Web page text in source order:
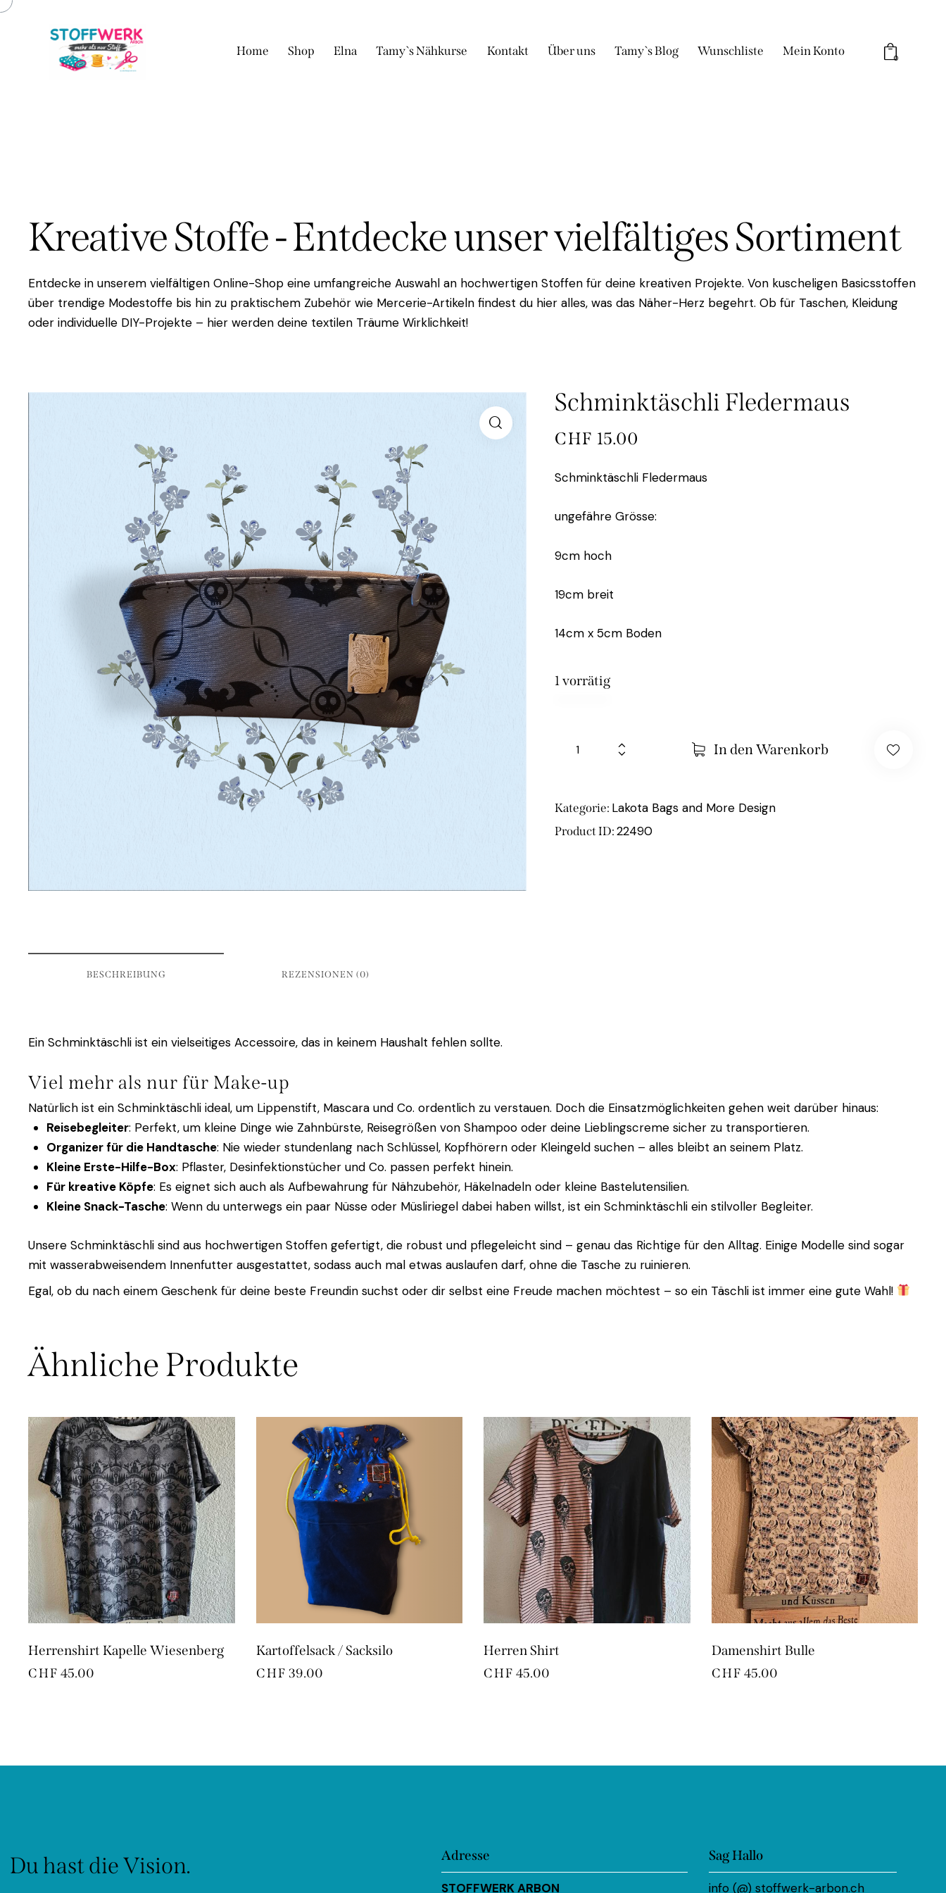
Home Shop Elna Tamy`s Nähkurse Kontakt Über uns Tamy`s Blog Wunschliste Mein Konto 0
Kreative Stoffe - Entdecke unser vielfältiges Sortiment
Entdecke in unserem vielfältigen Online-Shop eine umfangreiche Auswahl an hochwertigen Stoffen für deine kreativen Projekte. Von kuscheligen Basicsstoffen
über trendige Modestoffe bis hin zu praktischem Zubehör wie Mercerie-Artikeln findest du hier alles, was das Näher-Herz begehrt. Ob für Taschen, Kleidung
oder individuelle DIY-Projekte – hier werden deine textilen Träume Wirklichkeit!
Schminktäschli Fledermaus
CHF 15.00
Schminktäschli Fledermaus
ungefähre Grösse:
9cm hoch
19cm breit
14cm x 5cm Boden
1 vorrätig
In den Warenkorb
Kategorie: Lakota Bags and More Design
Product ID:22490
BESCHREIBUNG REZENSIONEN (0)
Ein Schminktäschli ist ein vielseitiges Accessoire, das in keinem Haushalt fehlen sollte.
Viel mehr als nur für Make-up
Natürlich ist ein Schminktäschli ideal, um Lippenstift, Mascara und Co. ordentlich zu verstauen. Doch die Einsatzmöglichkeiten gehen weit darüber hinaus:
Reisebegleiter: Perfekt, um kleine Dinge wie Zahnbürste, Reisegrößen von Shampoo oder deine Lieblingscreme sicher zu transportieren.
Organizer für die Handtasche: Nie wieder stundenlang nach Schlüssel, Kopfhörern oder Kleingeld suchen – alles bleibt an seinem Platz.
Kleine Erste-Hilfe-Box: Pflaster, Desinfektionstücher und Co. passen perfekt hinein.
Für kreative Köpfe: Es eignet sich auch als Aufbewahrung für Nähzubehör, Häkelnadeln oder kleine Bastelutensilien.
Kleine Snack-Tasche: Wenn du unterwegs ein paar Nüsse oder Müsliriegel dabei haben willst, ist ein Schminktäschli ein stilvoller Begleiter.
Unsere Schminktäschli sind aus hochwertigen Stoffen gefertigt, die robust und pflegeleicht sind – genau das Richtige für den Alltag. Einige Modelle sind sogar
mit wasserabweisendem Innenfutter ausgestattet, sodass auch mal etwas auslaufen darf, ohne die Tasche zu ruinieren.
Egal, ob du nach einem Geschenk für deine beste Freundin suchst oder dir selbst eine Freude machen möchtest – so ein Täschli ist immer eine gute Wahl!
Ähnliche Produkte
Herrenshirt Kapelle Wiesenberg
CHF 45.00
Kartoffelsack / Sacksilo
CHF 39.00
Herren Shirt
CHF 45.00
Damenshirt Bulle
CHF 45.00
Du hast die Vision.
Adresse
STOFFWERK ARBON
Sag Hallo
info (@) stoffwerk-arbon.ch